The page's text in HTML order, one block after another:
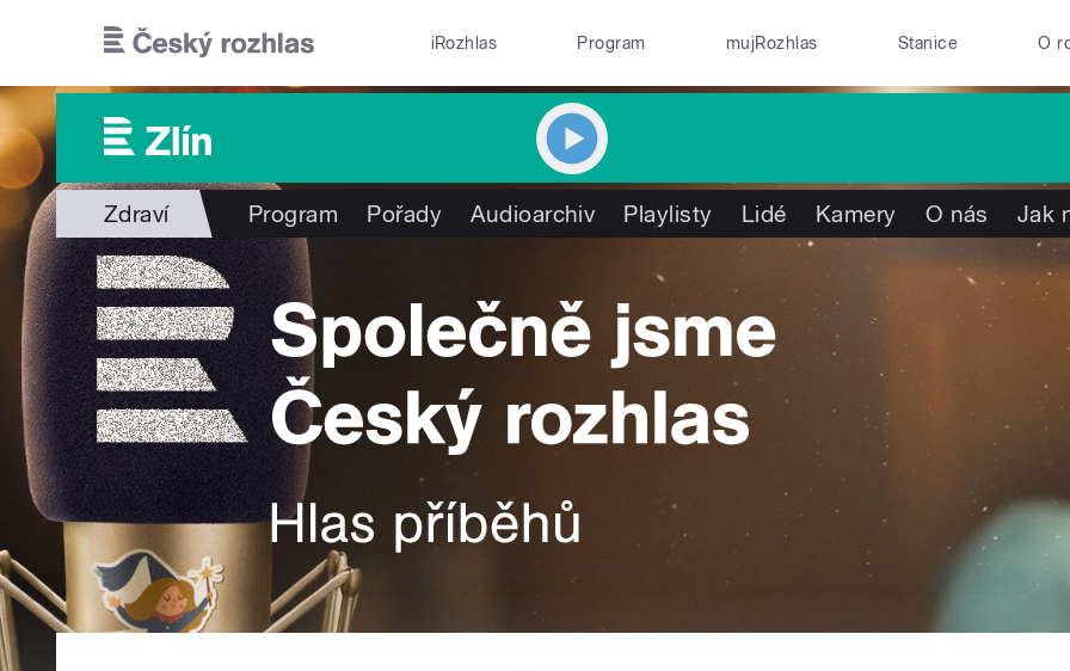
iRozhlas Program mujRozhlas Stanice O
Zdraví Program Pořady Audioarchiv Playlisty Lidé Kamery O nás Jak